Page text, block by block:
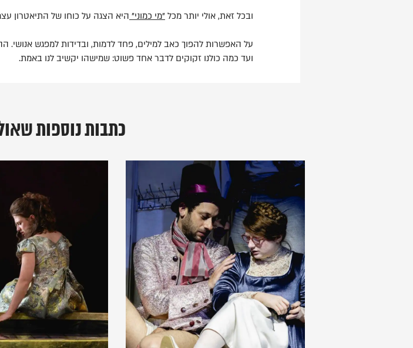
ובכל זאת, אולי יותר מכל "מי כמוני" היא הצגה על כוחו של התיאטרון
על האפשרות להפוך כאב למילים, פחד לדמות, ובדידות למפגש אנושי.
ועד כמה כולנו זקוקים לדבר אחד פשוט: שמישהו יקשיב לנו באמת.
כתבות נוספות